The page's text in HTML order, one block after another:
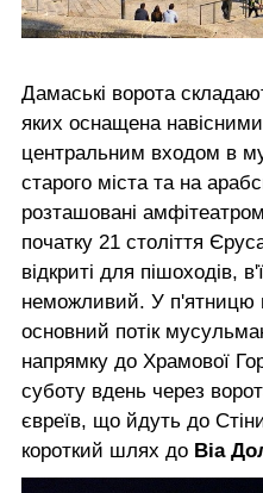
Дамаські ворота
яких оснащена
центральним входом в
старого міста та на
розташовані
початку 21 століття
відкриті для пішоходів,
неможливий. У п'ятницю
основний потік
напрямку до Храмової
суботу вдень через
євреїв, що йдуть до
короткий шлях до Віа